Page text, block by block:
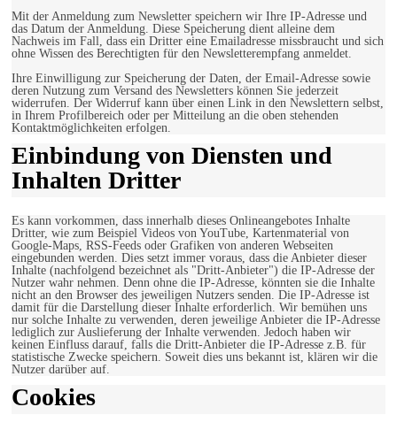
Mit der Anmeldung zum Newsletter speichern wir Ihre IP-Adresse und
das Datum der Anmeldung. Diese Speicherung dient alleine dem
Nachweis im Fall, dass ein Dritter eine Emailadresse missbraucht und sich
ohne Wissen des Berechtigten für den Newsletterempfang anmeldet.
Ihre Einwilligung zur Speicherung der Daten, der Email-Adresse sowie
deren Nutzung zum Versand des Newsletters können Sie jederzeit
widerrufen. Der Widerruf kann über einen Link in den Newslettern selbst,
in Ihrem Profilbereich oder per Mitteilung an die oben stehenden
Kontaktmöglichkeiten erfolgen.
Einbindung von Diensten und
Inhalten Dritter
Es kann vorkommen, dass innerhalb dieses Onlineangebotes Inhalte
Dritter, wie zum Beispiel Videos von YouTube, Kartenmaterial von
Google-Maps, RSS-Feeds oder Grafiken von anderen Webseiten
eingebunden werden. Dies setzt immer voraus, dass die Anbieter dieser
Inhalte (nachfolgend bezeichnet als "Dritt-Anbieter") die IP-Adresse der
Nutzer wahr nehmen. Denn ohne die IP-Adresse, könnten sie die Inhalte
nicht an den Browser des jeweiligen Nutzers senden. Die IP-Adresse ist
damit für die Darstellung dieser Inhalte erforderlich. Wir bemühen uns
nur solche Inhalte zu verwenden, deren jeweilige Anbieter die IP-Adresse
lediglich zur Auslieferung der Inhalte verwenden. Jedoch haben wir
keinen Einfluss darauf, falls die Dritt-Anbieter die IP-Adresse z.B. für
statistische Zwecke speichern. Soweit dies uns bekannt ist, klären wir die
Nutzer darüber auf.
Cookies